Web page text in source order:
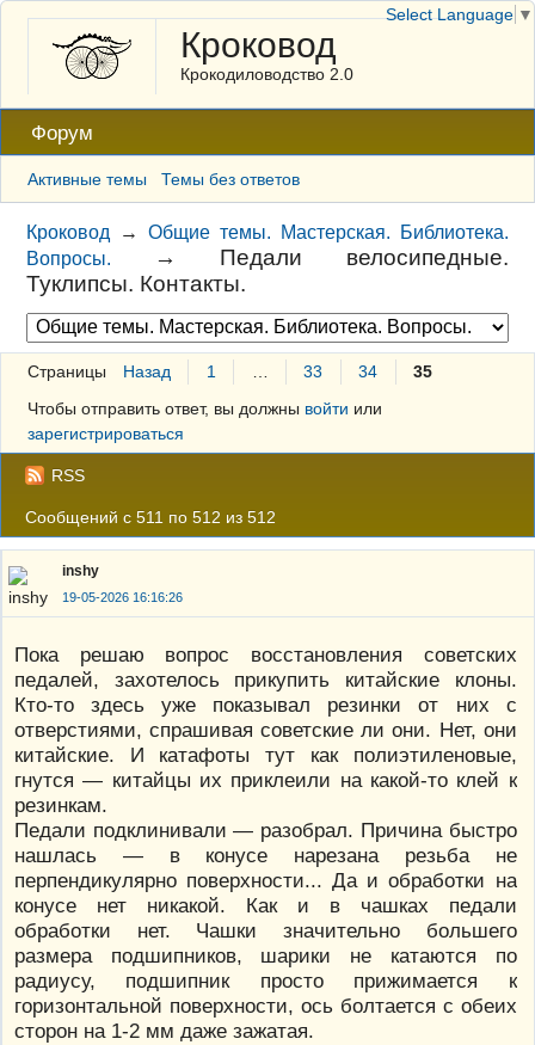
Кроковод
Крокодиловодство 2.0
Форум
Активные темы Темы без ответов
Кроковод →Общие темы. Мастерская. Библиотека.
Вопросы.
→ Педали велосипедные.
Туклипсы. Контакты.
Страницы Назад 1 33 34
35
Чтобы отправить ответ, вы должны войти или
зарегистрироваться
RSS
Сообщений с 511 по 512 из 512
inshy
19-05-2026 16:16:26
Пока решаю вопрос восстановления советских
педалей, захотелось прикупить китайские клоны.
Кто-то здесь уже показывал резинки от них с
отверстиями, спрашивая советские ли они. Нет, они
китайские. И катафоты тут как полиэтиленовые,
гнутся — китайцы их приклеили на какой-то клей к
резинкам.
Педали подклинивали — разобрал. Причина быстро
нашлась — в конусе нарезана резьба не
перпендикулярно поверхности... Да и обработки на
конусе нет никакой. Как и в чашках педали
обработки нет. Чашки значительно большего
размера подшипников, шарики не катаются по
радиусу, подшипник просто прижимается к
горизонтальной поверхности, ось болтается с обеих
сторон на 1-2 мм даже зажатая.
Select Language ▼